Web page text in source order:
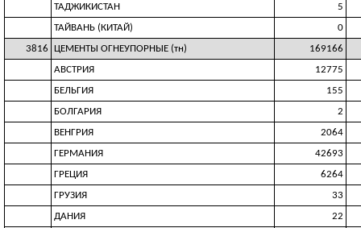
ТАДЖИКИСТАН
5
ТАЙВАНЬ (КИТАЙ)
0
3816
ЦЕМЕНТЫ ОГНЕУПОРНЫЕ (тн)
169166
АВСТРИЯ
12775
БЕЛЬГИЯ
155
БОЛГАРИЯ
2
ВЕНГРИЯ
2064
ГЕРМАНИЯ
42693
ГРЕЦИЯ
6264
ГРУЗИЯ
33
ДАНИЯ
22